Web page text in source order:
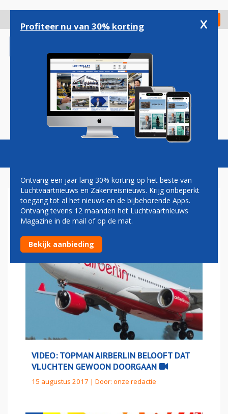
gaan
Check in
Magazine Podcasts Vacatures
FAILLISSEMENT AIRBERLIN
VIDEO: TOPMAN AIRBERLIN BELOOFT DAT
VLUCHTEN GEWOON DOORGAAN
15 augustus 2017 | Door: onze redactie
Profiteer nu van 30% korting x
Ontvang een jaar lang 30% korting op het beste van
Luchtvaartnieuws en Zakenreisnieuws. Krijg onbeperkt
toegang tot al het nieuws en de bijbehorende Apps.
Ontvang tevens 12 maanden het Luchtvaartnieuws
Magazine in de mail of op de mat.
Bekijk aanbieding